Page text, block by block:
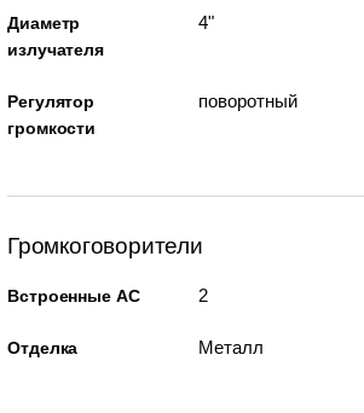
Диаметр
излучателя
4"
Регулятор
громкости
поворотный
Громкоговорители
Встроенные АС 2
Отделка Металл